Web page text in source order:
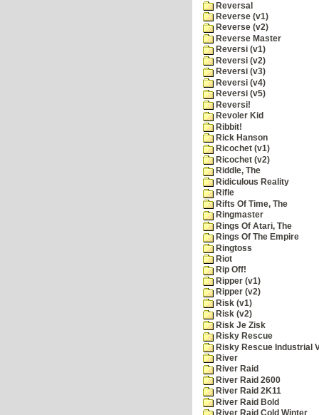
Reversal
Reverse (v1)
Reverse (v2)
Reverse Master
Reversi (v1)
Reversi (v2)
Reversi (v3)
Reversi (v4)
Reversi (v5)
Reversi!
Revoler Kid
Ribbit!
Rick Hanson
Ricochet (v1)
Ricochet (v2)
Riddle, The
Ridiculous Reality
Rifle
Rifts Of Time, The
Ringmaster
Rings Of Atari, The
Rings Of The Empire
Ringtoss
Riot
Rip Off!
Ripper (v1)
Ripper (v2)
Risk (v1)
Risk (v2)
Risk Je Zisk
Risky Rescue
Risky Rescue Industrial
River
River Raid
River Raid 2600
River Raid 2K11
River Raid Bold
River Raid Cold Winter